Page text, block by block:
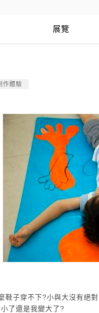
展覽
作體驗
鞋子穿不下?小與大沒有絕
了還是我變大了?